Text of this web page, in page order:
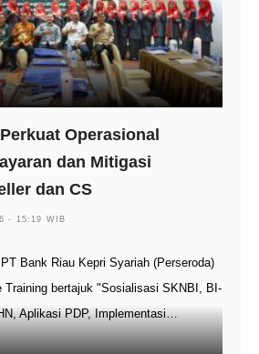
Operasional
dan Mitigasi
dan CS
- 15:19 WIB
Bank Riau Kepri Syariah (Perseroda)
Training bertajuk "Sosialisasi SKNBI, BI-
Aplikasi PDP, Implementasi…